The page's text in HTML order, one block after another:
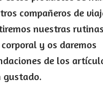
compañeros de
nuestras
y os daremos
de los
gustado.